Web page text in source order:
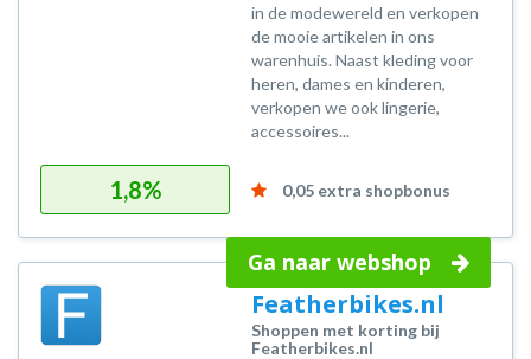
in de modewereld en verkopen
de mooie artikelen in ons
warenhuis. Naast kleding voor
heren, dames en kinderen,
verkopen we ook lingerie,
accessoires...
1,8% 0,05 extra shopbonus
Ga naar webshop
Featherbikes.nl
Shoppen met korting bij
Featherbikes.nl